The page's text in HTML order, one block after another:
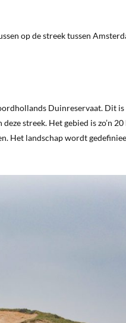
op de streek tussen
Duinreservaat. Dit is
streek. Het gebied is zo’n
Het landschap wordt